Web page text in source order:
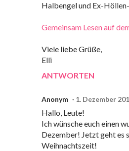
Halbengel und Ex-
Gemeinsam Lesen auf
Viele liebe Grüße,
Elli
ANTWORTEN
Anonym 1. Dezember
Hallo, Leute!
Ich wünsche euch einen
Dezember! Jetzt geht es
Weihnachtszeit!